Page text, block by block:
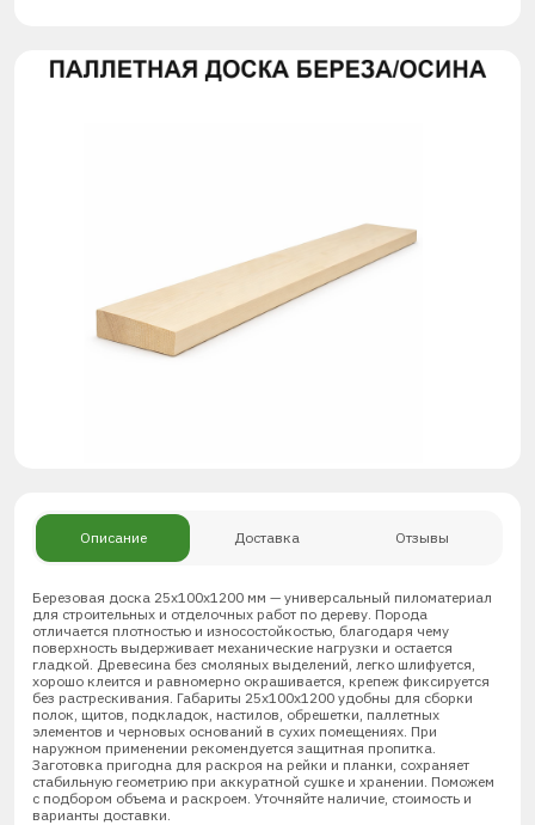
Описание Доставка Отзывы
Березовая доска 25х100х1200 мм — универсальный пиломатериал
для строительных и отделочных работ по дереву. Порода
отличается плотностью и износостойкостью, благодаря чему
поверхность выдерживает механические нагрузки и остается
гладкой. Древесина без смоляных выделений, легко шлифуется,
хорошо клеится и равномерно окрашивается, крепеж фиксируется
без растрескивания. Габариты 25х100х1200 удобны для сборки
полок, щитов, подкладок, настилов, обрешетки, паллетных
элементов и черновых оснований в сухих помещениях. При
наружном применении рекомендуется защитная пропитка.
Заготовка пригодна для раскроя на рейки и планки, сохраняет
стабильную геометрию при аккуратной сушке и хранении. Поможем
с подбором объема и раскроем. Уточняйте наличие, стоимость и
варианты доставки.